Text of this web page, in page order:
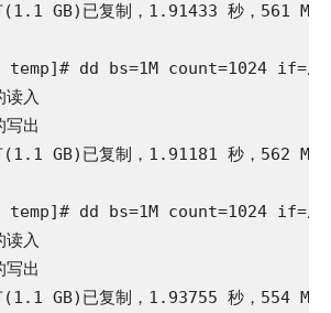
(1.1 GB)已复制，1.91433 秒，561
temp]# dd bs=1M count=1024
入
出
(1.1 GB)已复制，1.91181 秒，562
temp]# dd bs=1M count=1024
入
出
(1.1 GB)已复制，1.93755 秒，554